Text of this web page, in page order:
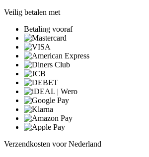
Veilig betalen met
Betaling vooraf
Verzendkosten voor Nederland